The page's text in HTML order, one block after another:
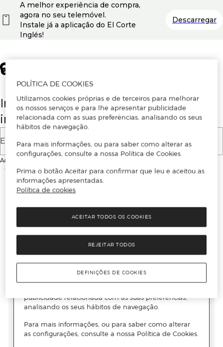
Insira o seu email para se registar ou
iniciar sessão.
E-mail
Ao continuar, aceitas as
A melhor experiência de compra,
agora no seu telemóvel.
Instale já a aplicação do El Corte
Inglés!
Descarregar
POLÍTICA DE COOKIES
Utilizamos cookies próprias e de terceiros para melhorar
os nossos serviços e para lhe apresentar publicidade
relacionada com as suas preferências, analisando os seus
hábitos de navegação.
Para mais informações, ou para saber como alterar as
configurações, consulte a nossa Política de Cookies.
Prima o botão Aceitar para confirmar que leu e aceitou as
informações apresentadas.
Política de cookies
REJEITAR TODOS
ACEITAR TODOS OS COOKIES
DEFINIÇÕES DE COOKIES